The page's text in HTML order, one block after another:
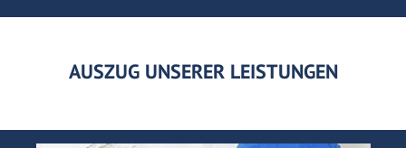
AUSZUG UNSERER LEISTUNGEN